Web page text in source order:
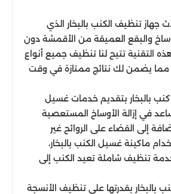
جهاز تنظيف الكنب بالبخار الذي
والبقع العميقة من الأقمشة دون
التقنية تتيح لنا تنظيف جميع أنواع
مما يضمن لك نتائج ممتازة في وقت
بالبخار بتقديم خدمات غسيل
في إزالة الأوساخ المستعصية
إلى القضاء على الروائح غير
ماكينة غسيل الكنب بالبخار،
تنظيف شاملة تعيد الكنب إلى
بالبخار بقدرتها على تنظيف الأنسجة